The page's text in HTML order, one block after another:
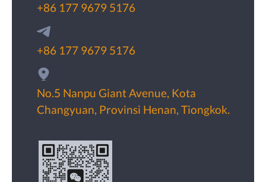
+86 177 9679 5176
+86 177 9679 5176
No.5 Nanpu Giant Avenue, Kota
Changyuan, Provinsi Henan, Tiongkok.